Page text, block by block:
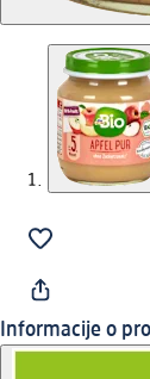
Informacije o